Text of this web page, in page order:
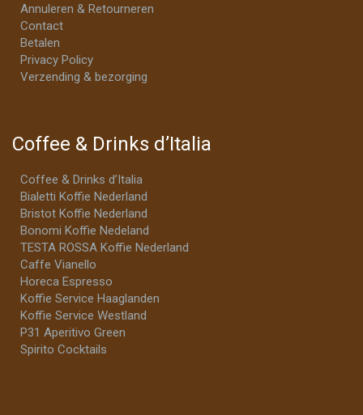
Annuleren & Retourneren
Contact
Betalen
Privacy Policy
Verzending & bezorging
Coffee & Drinks d’Italia
Coffee & Drinks d’Italia
Bialetti Koffie Nederland
Bristot Koffie Nederland
Bonomi Koffie Nedeland
TESTA ROSSA Koffie Nederland
Caffe Vianello
Horeca Espresso
Koffie Service Haaglanden
Koffie Service Westland
P31 Aperitivo Green
Spirito Cocktails